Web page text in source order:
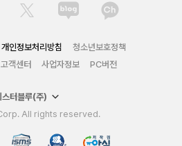
개인정보처리방침
청소년보호정책
고객센터 사업자정보 PC버전
스터블루(주)
All rights reserved.